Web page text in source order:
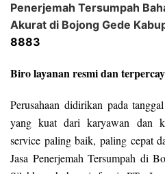
Penerjemah Tersumpah
Akurat di Bojong Gede
8883
Biro layanan resmi dan
Perusahaan didirikan pada
yang kuat dari karyawan dan
service paling baik, paling cepat
Jasa Penerjemah Tersumpah di